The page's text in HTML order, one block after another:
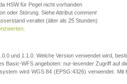
HSW für Pegel nicht vorhanden
oder Störung. Siehe Attribut comment
veraltet (älter als 25 Stunden)
und 1.1.0. Welche Version verwendet wird,
Basic-WFS angeboten: nur-lesender Zugriff auf
wird WGS 84 (EPSG:4326) verwendet.